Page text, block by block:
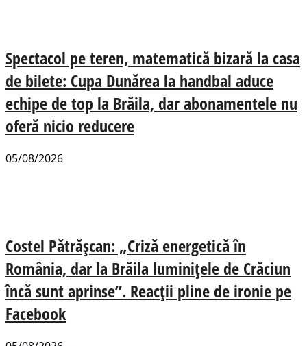
Spectacol pe teren, matematică bizară la casa
de bilete: Cupa Dunărea la handbal aduce
echipe de top la Brăila, dar abonamentele nu
oferă nicio reducere
05/08/2026
Costel Pătrășcan: „Criză energetică în
România, dar la Brăila luminițele de Crăciun
încă sunt aprinse”. Reacții pline de ironie pe
Facebook